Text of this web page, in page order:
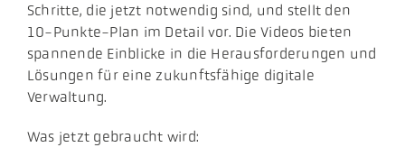
Schritte, die jetzt notwendig sind, und stellt den
10-Punkte-Plan im Detail vor. Die Videos bieten
spannende Einblicke in die Herausforderungen und
Lösungen für eine zukunftsfähige digitale
Verwaltung.
Was jetzt gebraucht wird: